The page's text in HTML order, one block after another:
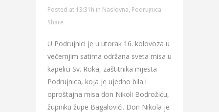
Posted at 13:31h in Naslovna, Podrujnica
Share
U Podrujnici je u utorak 16. kolovoza u
večernjim satima održana sveta misa u
kapelici Sv. Roka, zaštitnika mjesta
Podrujnica, koja je ujedno bila i
oproštajna misa don Nikoli Bodrožiću,
župniku župe Bagalovići. Don Nikola je